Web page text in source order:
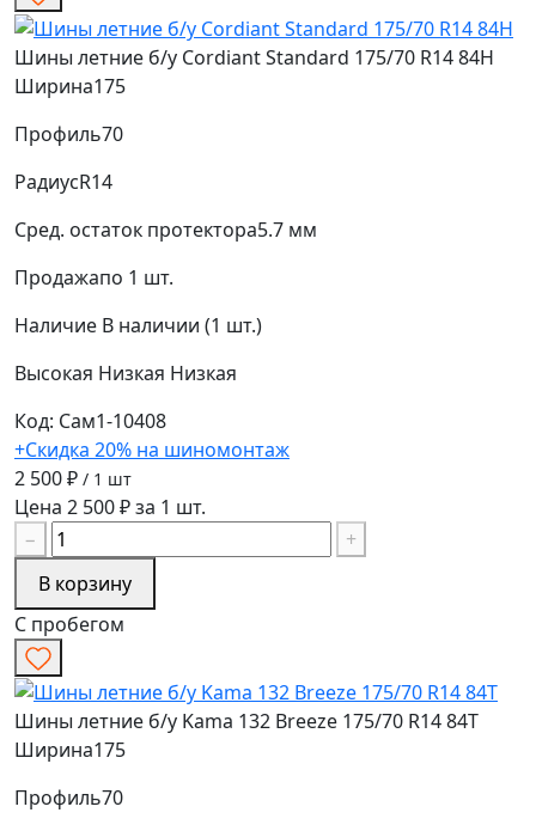
Шины летние б/у Cordiant Standard 175/70 R14 84H
Ширина175
Профиль70
РадиусR14
Сред. остаток протектора5.7 мм
Продажапо 1 шт.
Наличие В наличии (1 шт.)
Высокая Низкая Низкая
Код: Сам1-10408
+Скидка 20% на шиномонтаж
2 500 ₽ / 1 шт
Цена 2 500 ₽ за 1 шт.
−
+
В корзину
С пробегом
Шины летние б/у Kama 132 Breeze 175/70 R14 84T
Ширина175
Профиль70